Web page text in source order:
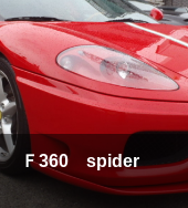
Ｆ360 spider